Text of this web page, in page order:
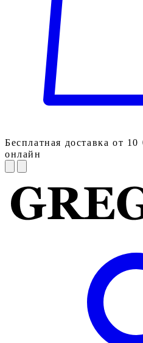
Бесплатная доставка от
онлайн